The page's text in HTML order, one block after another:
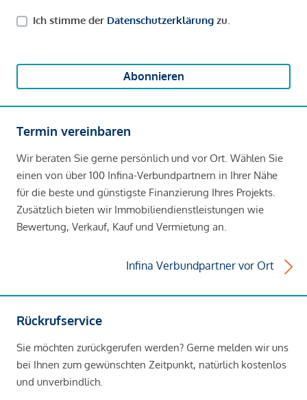
Ich stimme der Datenschutzerklärung zu.
Abonnieren
Termin vereinbaren
Wir beraten Sie gerne persönlich und vor Ort. Wählen Sie
einen von über 100 Infina-Verbundpartnern in Ihrer Nähe
für die beste und günstigste Finanzierung Ihres Projekts.
Zusätzlich bieten wir Immobiliendienstleistungen wie
Bewertung, Verkauf, Kauf und Vermietung an.
Infina Verbundpartner vor Ort
Rückrufservice
Sie möchten zurückgerufen werden? Gerne melden wir uns
bei Ihnen zum gewünschten Zeitpunkt, natürlich kostenlos
und unverbindlich.